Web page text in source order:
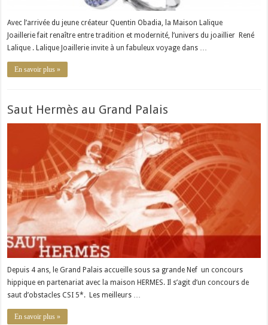
Avec l’arrivée du jeune créateur Quentin Obadia, la Maison Lalique
Joaillerie fait renaître entre tradition et modernité, l’univers du joaillier René
Lalique . Lalique Joaillerie invite à un fabuleux voyage dans …
En savoir plus »
Saut Hermès au Grand Palais
Depuis 4 ans, le Grand Palais accueille sous sa grande Nef un concours
hippique en partenariat avec la maison HERMES. Il s’agit d’un concours de
saut d’obstacles CSI 5*. Les meilleurs …
En savoir plus »